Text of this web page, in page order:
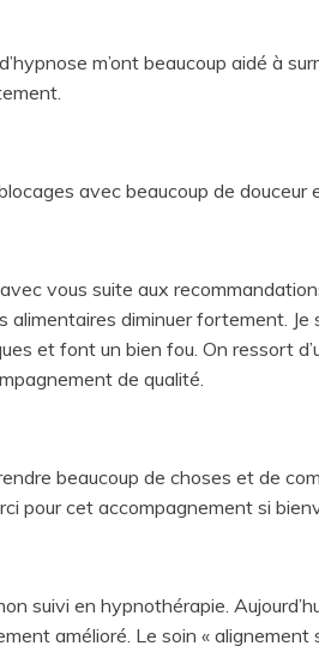
m’ont beaucoup aidé à
avec beaucoup de douceur
vous suite aux
diminuer fortement. Je
et font un bien fou. On ressort
de qualité.
beaucoup de choses et de
pour cet accompagnement si
suivi en hypnothérapie.
amélioré. Le soin «